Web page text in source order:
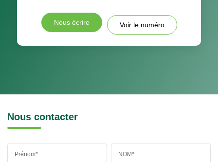
Nous écrire Voir le numéro
Nous contacter
Prénom* NOM*